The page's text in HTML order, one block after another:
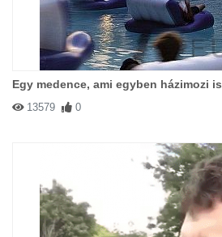
Egy medence, ami egyben házimozi is
13579 0